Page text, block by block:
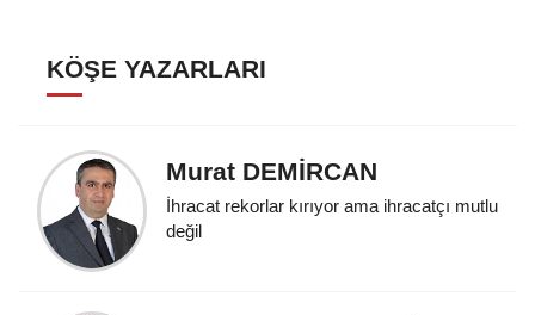
KÖŞE YAZARLARI
Murat DEMİRCAN
İhracat rekorlar kırıyor ama ihracatçı mutlu
değil